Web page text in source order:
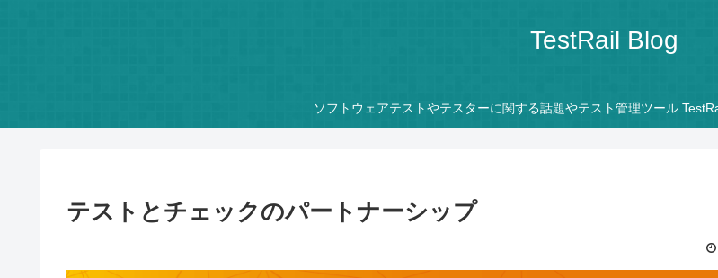
TestRail Blog
ソフトウェアテストやテスターに関する話題やテスト管理ツール
テストとチェックのパートナーシップ